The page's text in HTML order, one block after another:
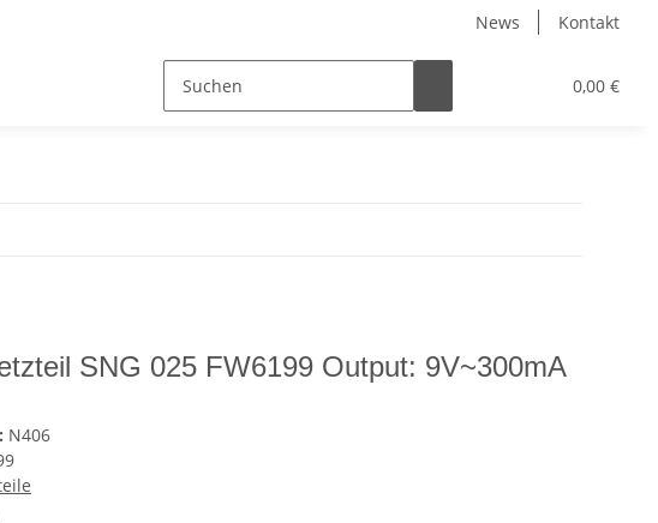
News Kontakt
0,00 €
SNG 025 FW6199 Output: 9V~300mA
N406